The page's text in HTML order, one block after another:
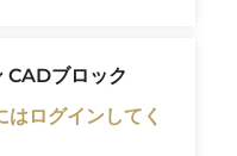
CADブロック
ログインしてく